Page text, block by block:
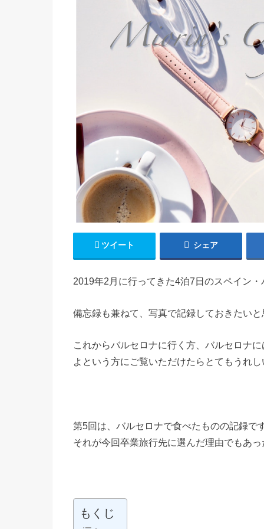
ツイート シェア
2019年2月に行ってきた4泊7日のスペイン
備忘録も兼ねて、写真で記録しておきたい
これからバルセロナに行く方、バルセロナ
よという方にご覧いただけたらとてもうれ
第5回は、バルセロナで食べたものの記録で
それが今回卒業旅行先に選んだ理由でもあ
もくじ